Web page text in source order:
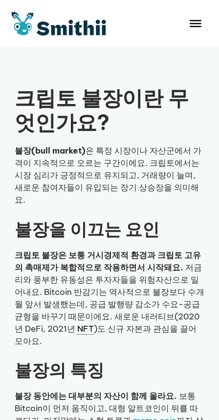
크립토 불장이란 무
엇인가요?
불장(bull market)은 특정 시장이나 자산군에서 가
격이 지속적으로 오르는 구간이에요. 크립토에서는
시장 심리가 긍정적으로 유지되고, 거래량이 늘며,
새로운 참여자들이 유입되는 장기 상승장을 의미해
요.
불장을 이끄는 요인
크립토 불장은 보통 거시경제적 환경과 크립토 고유
의 촉매제가 복합적으로 작용하면서 시작돼요. 저금
리와 풍부한 유동성은 투자자들을 위험자산으로 밀
어내요. Bitcoin 반감기는 역사적으로 불장보다 수개
월 앞서 발생했는데, 공급 발행량 감소가 수요-공급
균형을 바꾸기 때문이에요. 새로운 내러티브(2020
년 DeFi, 2021년 NFT)도 신규 자본과 관심을 끌어
모아요.
불장의 특징
불장 동안에는 대부분의 자산이 함께 올라요. 보통
Bitcoin이 먼저 움직이고, 대형 알트코인이 뒤를 따